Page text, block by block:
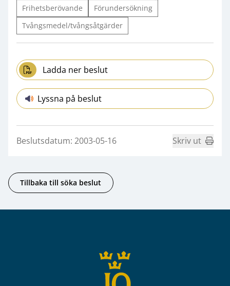
Frihetsberövande
Förundersökning
Tvångsmedel/tvångsåtgärder
Ladda ner beslut
Lyssna på beslut
Beslutsdatum: 2003-05-16 Skriv ut
Tillbaka till söka beslut